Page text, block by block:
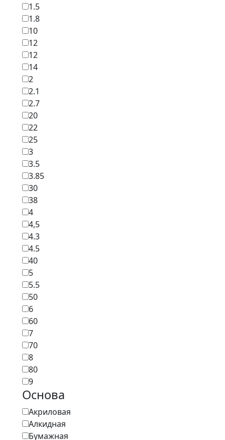
1.5
1.8
10
12
12
14
2
2.1
2.7
20
22
25
3
3.5
3.85
30
38
4
4,5
4.3
4.5
40
5
5.5
50
6
60
7
70
8
80
9
Основа
Акриловая
Алкидная
Бумажная